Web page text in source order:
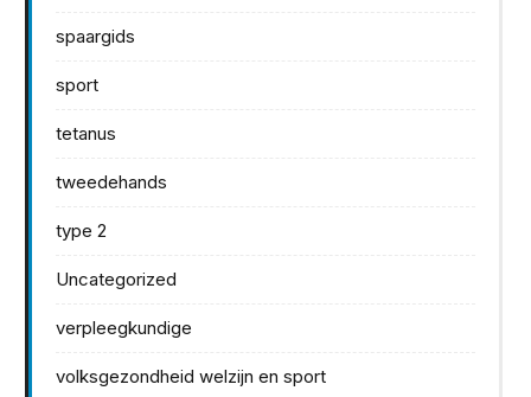
spaargids
sport
tetanus
tweedehands
type 2
Uncategorized
verpleegkundige
volksgezondheid welzijn en sport